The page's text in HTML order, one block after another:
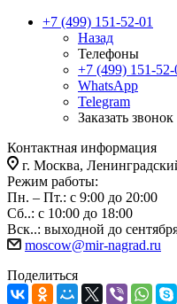
+7 (499) 151-52-01
Назад
Телефоны
+7 (499) 151-52-
WhatsApp
Telegram
Заказать звонок
Контактная информация
г. Москва,
Режим работы:
Пн. – Пт.: с 9:00 до 20:00
Сб..: с 10:00 до 18:00
Вск..: выходной до
moscow@mir-nagrad.ru
Поделиться